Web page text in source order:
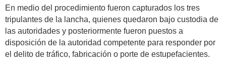
En medio del procedimiento fueron capturados los tres
tripulantes de la lancha, quienes quedaron bajo custodia de
las autoridades y posteriormente fueron puestos a
disposición de la autoridad competente para responder por
el delito de tráfico, fabricación o porte de estupefacientes.